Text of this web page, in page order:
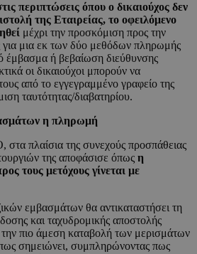
περιπτώσεις όπου ο δικαιούχος δεν
της Εταιρείας, το οφειλόμενο
μέχρι την προσκόμιση προς την
για μια εκ των δύο μεθόδων πληρωμής
έμβασμα ή βεβαίωση διεύθυνσης
οι δικαιούχοι μπορούν να
από το εγγεγραμμένο γραφείο της
ταυτότητας/διαβατηρίου.
η πληρωμή
στα πλαίσια της συνεχούς προσπάθειας
της αποφάσισε όπως η
τους μετόχους γίνεται με
εμβασμάτων θα αντικαταστήσει τη
και ταχυδρομικής αποστολής
πιο άμεση καταβολή των μερισμάτων
σημειώνει, συμπληρώνοντας πως